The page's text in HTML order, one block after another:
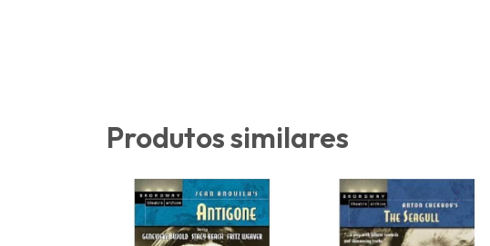
Produtos similares